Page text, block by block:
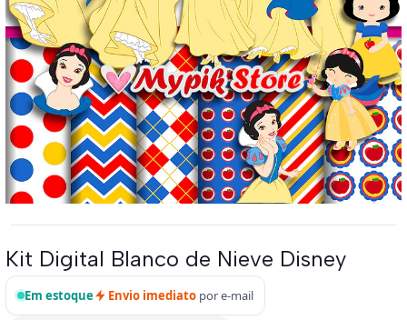
Kit Digital Blanco de Nieve Disney
Em estoque Envio imediato por e-mail